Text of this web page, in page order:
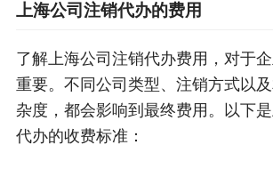
上海公司注销代办的费用
了解上海公司注销代办费用，对于
重要。不同公司类型、注销方式以
杂度，都会影响到最终费用。以下
代办的收费标准：